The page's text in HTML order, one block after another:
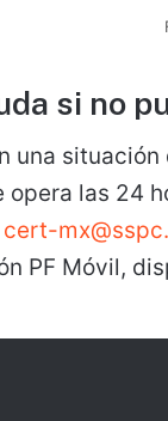
si no
una
opera las 24
cert-
PF Móvil,